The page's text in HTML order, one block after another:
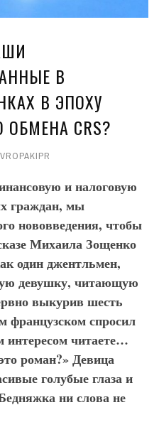
В
В ЭПОХУ
CRS?
и налоговую
граждан, мы
нововведения, чтобы
Михаила Зощенко
один джентльмен,
девушку, читающую
выкурив шесть
французском спросил
интересом читаете…
роман?» Девица
голубые глаза и
ни слова не